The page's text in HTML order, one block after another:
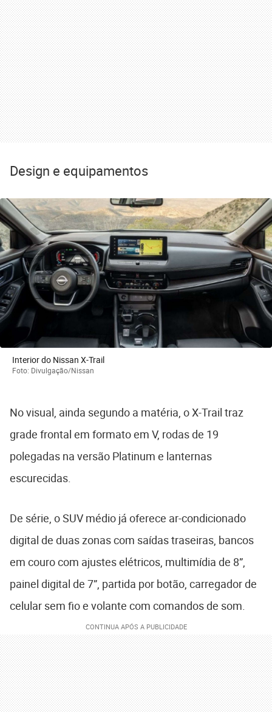
Design e equipamentos
Interior do Nissan X-Trail
Foto: Divulgação/Nissan
No visual, ainda segundo a matéria, o X-Trail traz
grade frontal em formato em V, rodas de 19
polegadas na versão Platinum e lanternas
escurecidas.
De série, o SUV médio já oferece ar-condicionado
digital de duas zonas com saídas traseiras, bancos
em couro com ajustes elétricos, multimídia de 8”,
painel digital de 7”, partida por botão, carregador de
celular sem fio e volante com comandos de som.